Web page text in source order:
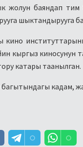
жолун баяндап
шыктандырууга
кино
кыргыз
катары таанылган.
кадам,